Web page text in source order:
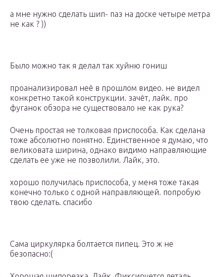
а мне нужно сделать шип- паз на доске четыре метра
не как ? ))
Было можно так я делал так хуйню гониш
проанализировал неё в прошлом видео. не видел
конкретно такой конструкции. зачёт, лайк. про
фуганок обзора не существовало не как рука?
Очень простая не толковая приспособа. Как сделана
тоже абсолютно понятно. Единственное я думаю, что
великовата ширина, однако видимо направляющие
сделать ее уже не позволили. Лайк, это.
хорошо получилась приспособа, у меня тоже такая
конечно только с одной направляющей. попробую
твою сделать. спасибо
Сама циркулярка болтается пипец. Это ж не
безопасно:(